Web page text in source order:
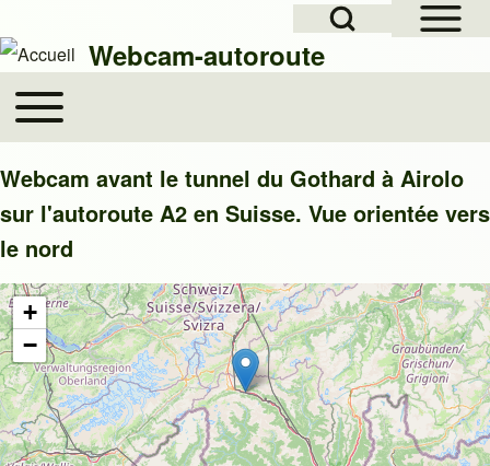
Close search
Rechercher
Webcam-autoroute
Main navigation
Toggle main menu
Webcam avant le tunnel du Gothard à Airolo
sur l'autoroute A2 en Suisse. Vue orientée vers
le nord
+
−